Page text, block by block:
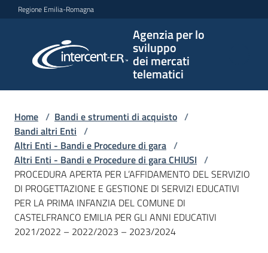
Vai al contenuto
Vai alla navigazione
Vai al footer
Regione Emilia-Romagna
Agenzia per lo
sviluppo
dei mercati
telematici
per lo
sviluppo
telematici
L'Agenzia
Bandi
e
Home / Bandi e strumenti di acquisto /
Bandi altri Enti /
Altri Enti - Bandi e Procedure di gara /
Altri Enti - Bandi e Procedure di gara CHIUSI /
PROCEDURA APERTA PER L’AFFIDAMENTO DEL SERVIZIO
DI PROGETTAZIONE E GESTIONE DI SERVIZI EDUCATIVI
PER LA PRIMA INFANZIA DEL COMUNE DI
CASTELFRANCO EMILIA PER GLI ANNI EDUCATIVI
2021/2022 – 2022/2023 – 2023/2024